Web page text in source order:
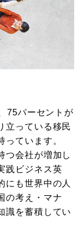
75パーセントが
立っている移民
ています。
つ会社が増加し
践ビジネス英
にも世界中の人
の考え・マナ
識を蓄積してい